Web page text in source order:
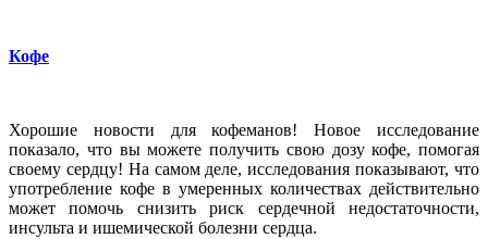
Кофе
Хорошие новости для кофеманов! Новое исследование
показало, что вы можете получить свою дозу кофе, помогая
своему сердцу! На самом деле, исследования показывают, что
употребление кофе в умеренных количествах действительно
может помочь снизить риск сердечной недостаточности,
инсульта и ишемической болезни сердца.